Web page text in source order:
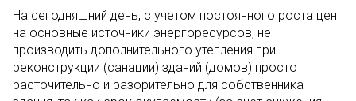
На сегодняшний день, с учетом постоянного роста цен
на основные источники энергоресурсов, не
производить дополнительного утепления при
реконструкции (санации) зданий (домов) просто
расточительно и разорительно для собственника